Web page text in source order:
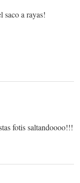
saco a rayas!
fotis saltandoooo!!!